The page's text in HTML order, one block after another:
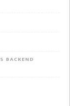
BACKEND